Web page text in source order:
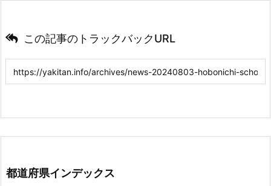
この記事のトラックバックURL
都道府県インデックス